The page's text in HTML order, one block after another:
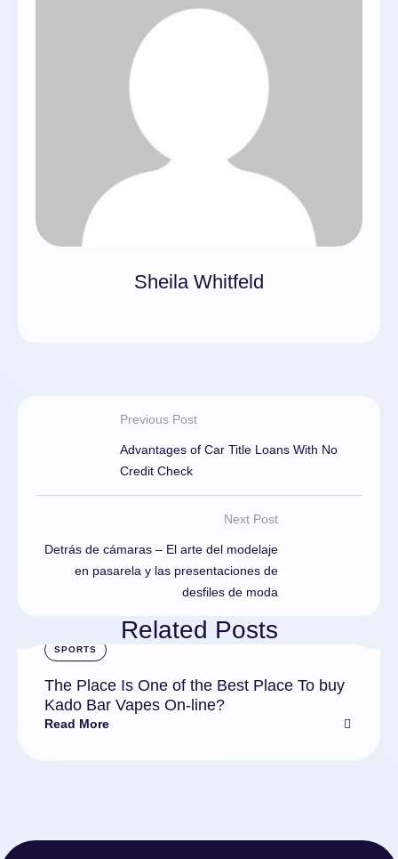
Sheila Whitfeld
Previous Post
Advantages of Car Title Loans With No
Credit Check
Next Post
Detrás de cámaras – El arte del modelaje
en pasarela y las presentaciones de
desfiles de moda
Related Posts
SPORTS
The Place Is One of the Best Place To buy
Kado Bar Vapes On-line?
Read More